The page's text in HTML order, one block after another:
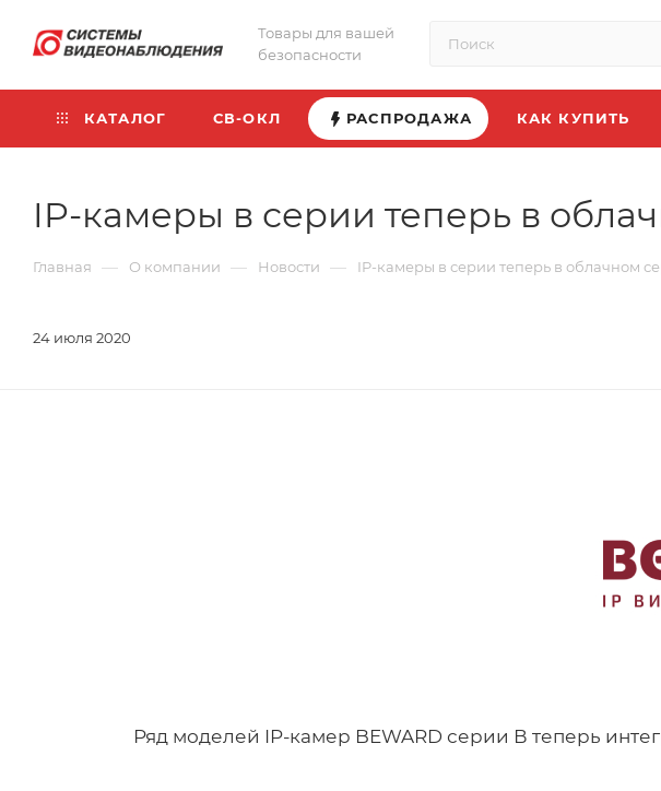
Товары для вашей
безопасности
КАТАЛОГ СВ-ОКЛ РАСПРОДАЖА КАК КУПИТЬ
IP-камеры в серии теперь в
Главная — О компании — Новости — IP-камеры в серии теперь в облачном
24 июля 2020
Ряд моделей IP-камер BEWARD серии В теперь